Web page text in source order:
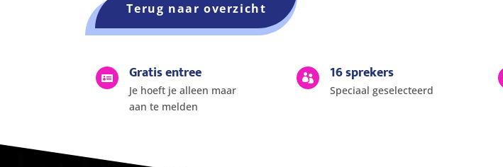
Terug naar overzicht
 Gratis entree
Je hoeft je alleen maar
aan te melden
 16 sprekers
Speciaal geselecteerd